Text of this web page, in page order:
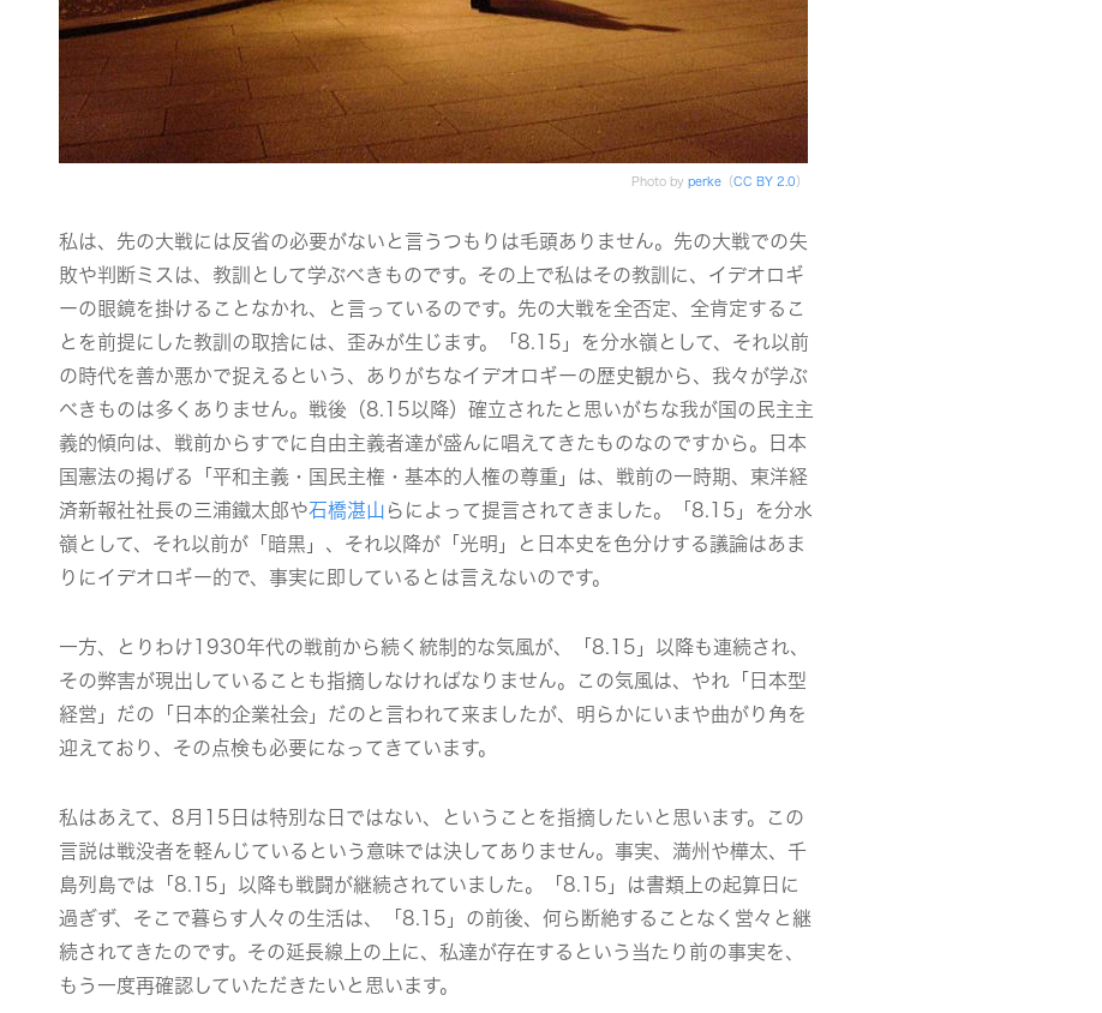
Photo by perke（CC BY 2.0 ）
私は、先の大戦には反省の必要がないと言うつもりは毛頭ありません。先の大戦での失
敗や判断ミスは、教訓として学ぶべきものです。その上で私はその教訓に、イデオロギ
ーの眼鏡を掛けることなかれ、と言っているのです。先の大戦を全否定、全肯定するこ
とを前提にした教訓の取捨には、歪みが生じます。「8.15」を分水嶺として、それ以前
の時代を善か悪かで捉えるという、ありがちなイデオロギーの歴史観から、我々が学ぶ
べきものは多くありません。戦後（8.15以降）確立されたと思いがちな我が国の民主主
義的傾向は、戦前からすでに自由主義者達が盛んに唱えてきたものなのですから。日本
国憲法の掲げる「平和主義・国民主権・基本的人権の尊重」は、戦前の一時期、東洋経
済新報社社長の三浦鐵太郎や石橋湛山 らによって提言されてきました。「8.15」を分水
嶺として、それ以前が「暗黒」、それ以降が「光明」と日本史を色分けする議論はあま
りにイデオロギー的で、事実に即しているとは言えないのです。
一方、とりわけ1930年代の戦前から続く統制的な気風が、「8.15」以降も連続され、
その弊害が現出していることも指摘しなければなりません。この気風は、やれ「日本型
経営」だの「日本的企業社会」だのと言われて来ましたが、明らかにいまや曲がり角を
迎えており、その点検も必要になってきています。
私はあえて、8月15日は特別な日ではない、ということを指摘したいと思います。この
言説は戦没者を軽んじているという意味では決してありません。事実、満州や樺太、千
島列島では「8.15」以降も戦闘が継続されていました。「8.15」は書類上の起算日に
過ぎず、そこで暮らす人々の生活は、「8.15」の前後、何ら断絶することなく営々と継
続されてきたのです。その延長線上の上に、私達が存在するという当たり前の事実を、
もう一度再確認していただきたいと思います。